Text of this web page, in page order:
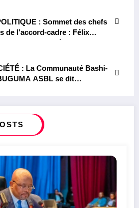
: Sommet des chefs
de l’accord-cadre : Félix
sa participation à Bujumbura
: La Communauté Bashi-
ASBL se dit
catastrophe naturelle